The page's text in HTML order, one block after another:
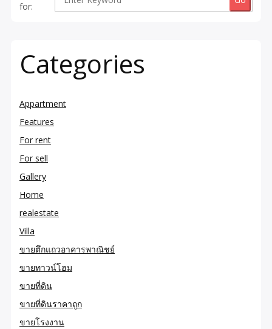
for:
Categories
Appartment
Features
For rent
For sell
Gallery
Home
realestate
Villa
ขายตึกแถวอาคารพาณิชย์
ขายทาวน์โฮม
ขายที่ดิน
ขายที่ดินราคาถูก
ขายโรงงาน